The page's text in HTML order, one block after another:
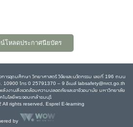
น์โหลดประกาศนียบัตร
การอุดมศึกษา วิทยาศาสตร์ วิจัยและนวัตกรรม เลขที่ 196 ถนน
. 10900 โทร 0 25791370 – 9 อีเมล์ labsafety@nrct.go.th
งงานสิ่งแวดล้อมความปลอดภัยและอาชีวอนามัย มหาวิทยาลัย
โนโลยีพระจอมเกล้าธนบุรี
All rights reserved, Esprel E-learning
by